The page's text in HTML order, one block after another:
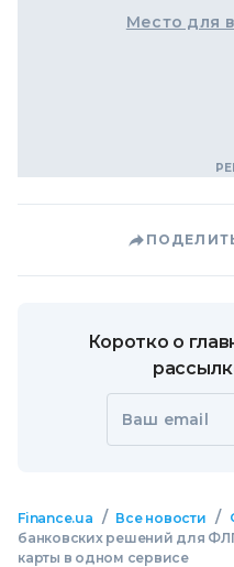
Место для
Коротко о
Ваш email
Finance.ua / Все новости /
банковских решений для
карты в одном сервисе